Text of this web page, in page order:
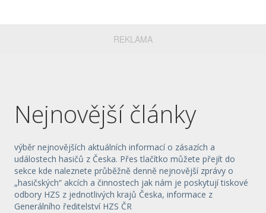
REKLAMA
Nejnovější články
výběr nejnovějších aktuálních informací o zásazích a
událostech hasičů z Česka. Přes tlačítko můžete přejít do
sekce kde naleznete průběžně denně nejnovější zprávy o
„hasičských“ akcích a činnostech jak nám je poskytují tiskové
odbory HZS z jednotlivých krajů Česka, informace z
Generálního ředitelství HZS ČR